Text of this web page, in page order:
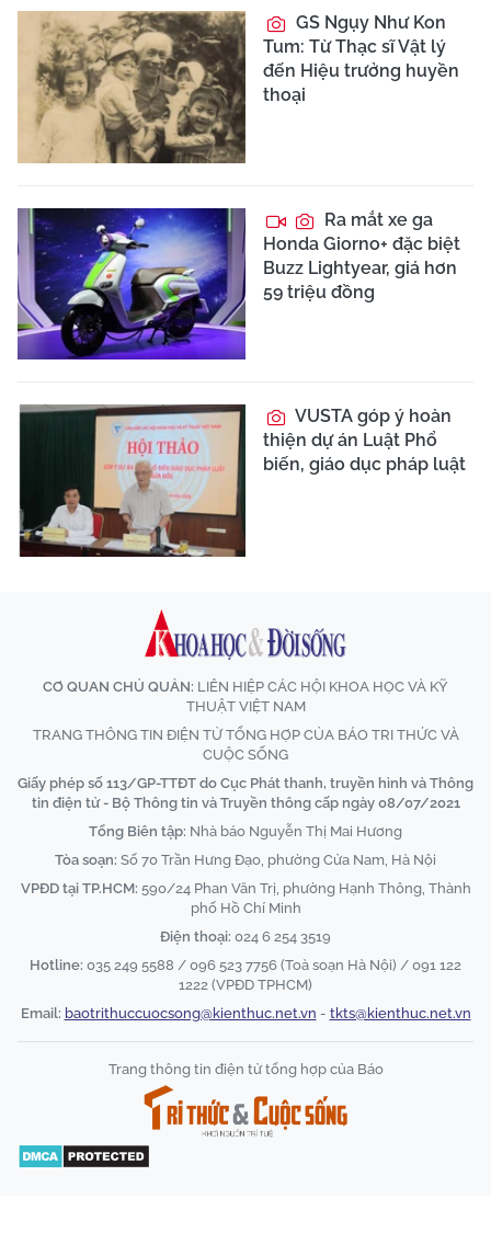
GS Ngụy Như Kon
Tum: Từ Thạc sĩ Vật lý
đến Hiệu trưởng huyền
thoại
Ra mắt xe ga
Honda Giorno+ đặc biệt
Buzz Lightyear, giá hơn
59 triệu đồng
VUSTA góp ý hoàn
thiện dự án Luật Phổ
biến, giáo dục pháp luật
CƠ QUAN CHỦ QUẢN: LIÊN HIỆP CÁC HỘI KHOA HỌC VÀ KỸ
THUẬT VIỆT NAM
TRANG THÔNG TIN ĐIỆN TỬ TỔNG HỢP CỦA BÁO TRI THỨC VÀ
CUỘC SỐNG
Giấy phép số 113/GP-TTĐT do Cục Phát thanh, truyền hình và Thông
tin điện tử - Bộ Thông tin và Truyền thông cấp ngày 08/07/2021
Tổng Biên tập: Nhà báo Nguyễn Thị Mai Hương
Tòa soạn: Số 70 Trần Hưng Đạo, phường Cửa Nam, Hà Nội
VPĐD tại TP.HCM: 590/24 Phan Văn Trị, phường Hạnh Thông, Thành
phố Hồ Chí Minh
Điện thoại: 024 6 254 3519
Hotline: 035 249 5588 / 096 523 7756 (Toà soạn Hà Nội) / 091 122
1222 (VPĐD TPHCM)
Email: baotrithuccuocsong@kienthuc.net.vn - tkts@kienthuc.net.vn
Trang thông tin điện tử tổng hợp của Báo